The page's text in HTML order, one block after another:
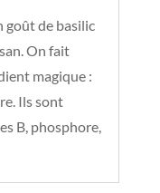
goût de basilic
On fait
magique :
Ils sont
B, phosphore,